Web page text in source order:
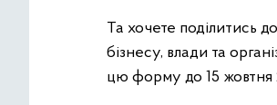
Та хочете поділитись
бізнесу, влади та
цю форму до 15 жовтня